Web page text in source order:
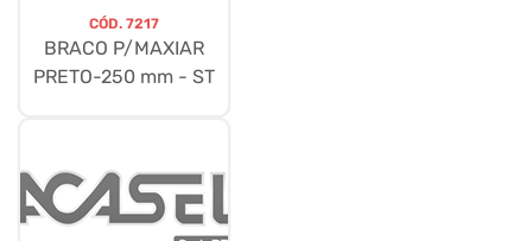
CÓD. 7217
BRACO P/MAXIAR
PRETO-250 mm - ST